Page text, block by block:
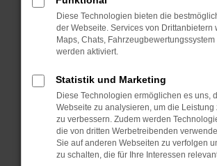
können das Laden bestimmter
verhindern. Funktioniert die Seite
anderen Browser oder in einem
Fenster?
Starte dein Gerät neu.
Das kann manchmal helfen,
Probleme zu beheben.
Stelle sicher, dass dein
Betriebssystem auf dem
sind.
Diese Technologien bieten die
der Webseite. Services von Drittanbietern
Maps, Chats,
werden aktiviert.
Statistik und Marketing
Diese Technologien ermöglichen es uns,
Webseite zu analysieren, um die Leistung
zu verbessern. Zudem werden
die von dritten Werbetreibenden
Sie auf anderen Webseiten zu verfolgen
zu schalten, die für Ihre Interessen